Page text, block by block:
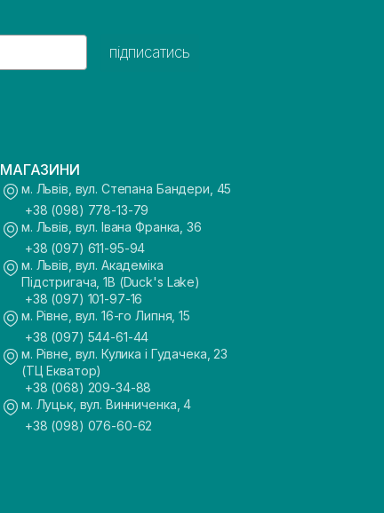
підписатись
МАГАЗИНИ
м. Львів, вул. Степана Бандери, 45
+38 (098) 778-13-79
м. Львів, вул. Івана Франка, 36
+38 (097) 611-95-94
м. Львів, вул. Академіка
Підстригача, 1В (Duck's Lake)
+38 (097) 101-97-16
м. Рівне, вул. 16-го Липня, 15
+38 (097) 544-61-44
м. Рівне, вул. Кулика і Гудачека, 23
(ТЦ Екватор)
+38 (068) 209-34-88
м. Луцьк, вул. Винниченка, 4
+38 (098) 076-60-62